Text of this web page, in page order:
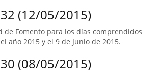
(12/05/2015)
de Fomento para los días comprendidos
año 2015 y el 9 de Junio de 2015.
(08/05/2015)